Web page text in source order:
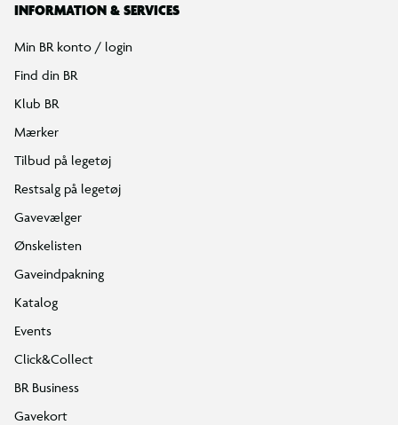
INFORMATION & SERVICES
Min BR konto / login
Find din BR
Klub BR
Mærker
Tilbud på legetøj
Restsalg på legetøj
Gavevælger
Ønskelisten
Gaveindpakning
Katalog
Events
Click&Collect
BR Business
Gavekort